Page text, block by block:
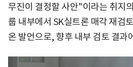
무진이 결정할 사안"이라는 취지
룹 내부에서 SK실트론 매각 재검
온 발언으로, 향후 내부 검토 결과